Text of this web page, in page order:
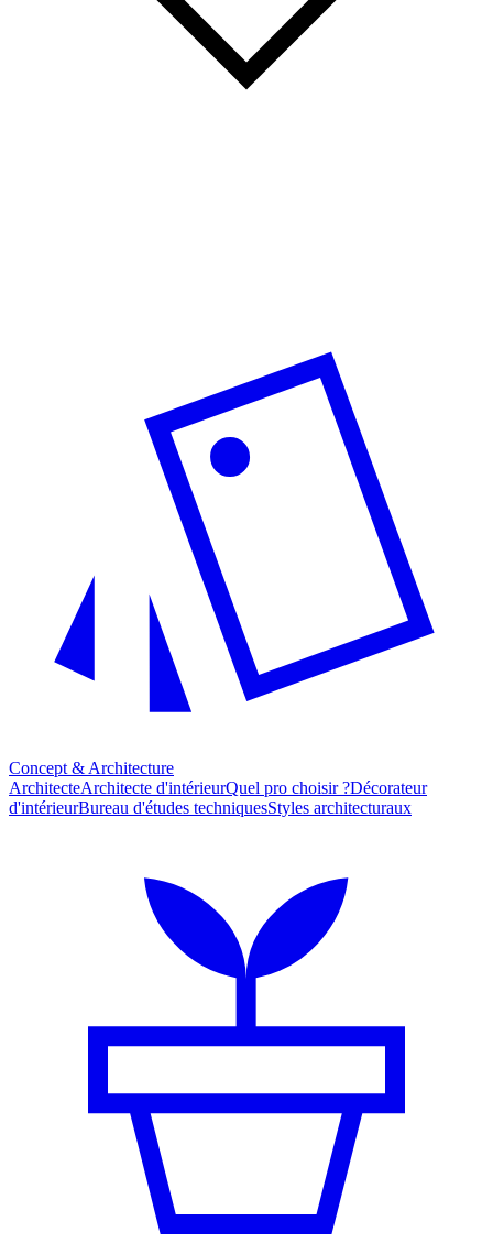
Concept & Architecture
ArchitecteArchitecte d'intérieurQuel pro choisir ?Décorateur
d'intérieurBureau d'études techniquesStyles architecturaux